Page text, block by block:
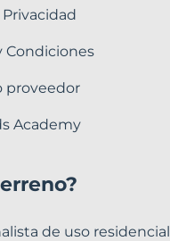
Condiciones
proveedor
Academy
de uso residencial